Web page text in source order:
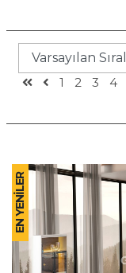
1 2 3 4
EN YENİLER